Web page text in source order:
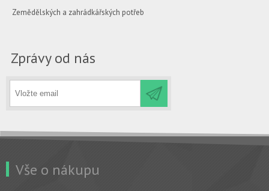
Zemědělských a zahrádkářských potřeb
Zprávy od nás
Vše o nákupu